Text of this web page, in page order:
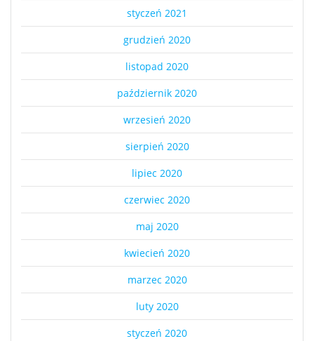
styczeń 2021
grudzień 2020
listopad 2020
październik 2020
wrzesień 2020
sierpień 2020
lipiec 2020
czerwiec 2020
maj 2020
kwiecień 2020
marzec 2020
luty 2020
styczeń 2020